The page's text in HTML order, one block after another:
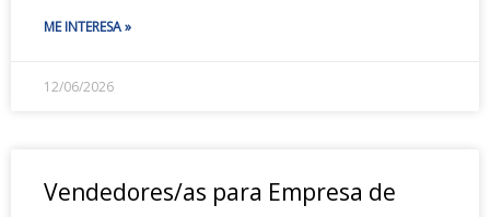
ME INTERESA »
12/06/2026
Vendedores/as para Empresa de